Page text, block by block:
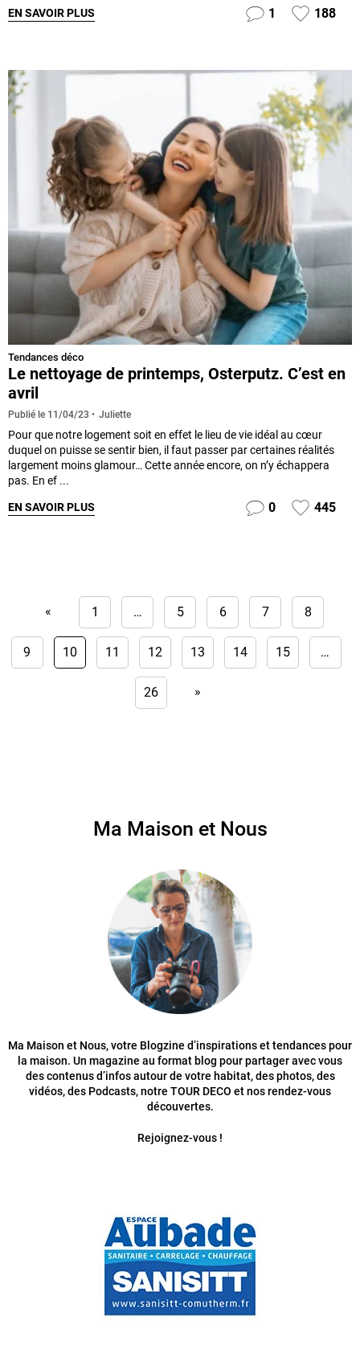
EN SAVOIR PLUS 1 188
Tendances déco
Le nettoyage de printemps, Osterputz. C’est en
avril
Publié le 11/04/23 Juliette
Pour que notre logement soit en effet le lieu de vie idéal au cœur
duquel on puisse se sentir bien, il faut passer par certaines réalités
largement moins glamour… Cette année encore, on n’y échappera
pas. En ef ...
EN SAVOIR PLUS 0 445
« 1 … 5 6 7 8
9 10 11 12 13 14 15 …
26 »
Ma Maison et Nous
Ma Maison et Nous, votre Blogzine d’inspirations et tendances pour
la maison. Un magazine au format blog pour partager avec vous
des contenus d’infos autour de votre habitat, des photos, des
vidéos, des Podcasts, notre TOUR DECO et nos rendez-vous
découvertes.
Rejoignez-vous !